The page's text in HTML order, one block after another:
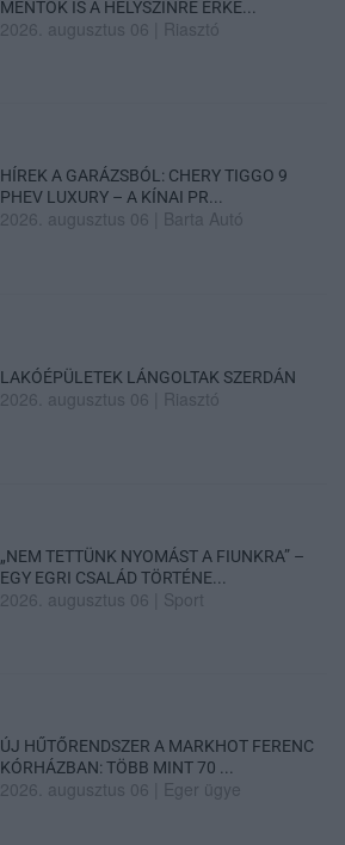
MENTŐK IS A HELYSZÍNRE ÉRKE...
2026. augusztus 06 Riasztó
HÍREK A GARÁZSBÓL: CHERY TIGGO 9
PHEV LUXURY – A KÍNAI PR...
2026. augusztus 06 Barta Autó
LAKÓÉPÜLETEK LÁNGOLTAK SZERDÁN
2026. augusztus 06 Riasztó
„NEM TETTÜNK NYOMÁST A FIUNKRA” –
EGY EGRI CSALÁD TÖRTÉNE...
2026. augusztus 06 Sport
ÚJ HŰTŐRENDSZER A MARKHOT FERENC
KÓRHÁZBAN: TÖBB MINT 70 ...
2026. augusztus 06 Eger ügye